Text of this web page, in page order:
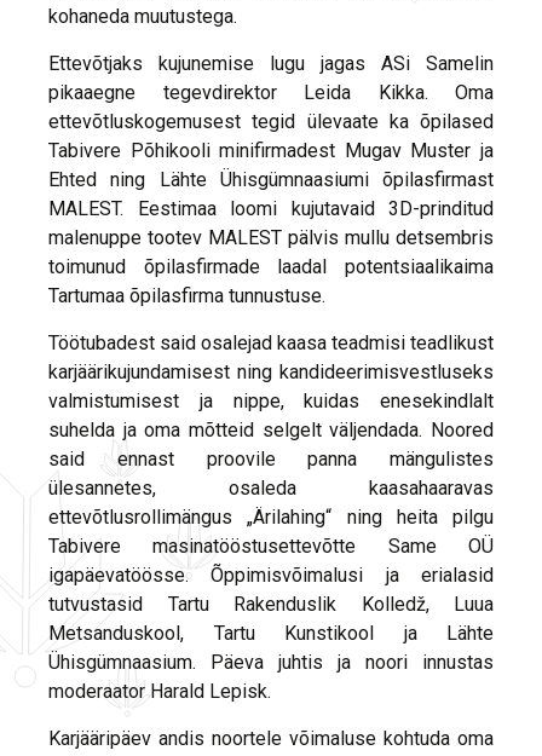
kohaneda muutustega.
Ettevõtjaks kujunemise lugu jagas ASi Samelin
pikaaegne tegevdirektor Leida Kikka. Oma
ettevõtluskogemusest tegid ülevaate ka õpilased
Tabivere Põhikooli minifirmadest Mugav Muster ja
Ehted ning Lähte Ühisgümnaasiumi õpilasfirmast
MALEST. Eestimaa loomi kujutavaid 3D-prinditud
malenuppe tootev MALEST pälvis mullu detsembris
toimunud õpilasfirmade laadal potentsiaalikaima
Tartumaa õpilasfirma tunnustuse.
Töötubadest said osalejad kaasa teadmisi teadlikust
karjäärikujundamisest ning kandideerimisvestluseks
valmistumisest ja nippe, kuidas enesekindlalt
suhelda ja oma mõtteid selgelt väljendada. Noored
said ennast proovile panna mängulistes
ülesannetes, osaleda kaasahaaravas
ettevõtlusrollimängus „Ärilahing“ ning heita pilgu
Tabivere masinatööstusettevõtte Same OÜ
igapäevatöösse. Õppimisvõimalusi ja erialasid
tutvustasid Tartu Rakenduslik Kolledž, Luua
Metsanduskool, Tartu Kunstikool ja Lähte
Ühisgümnaasium. Päeva juhtis ja noori innustas
moderaator Harald Lepisk.
Karjääripäev andis noortele võimaluse kohtuda oma